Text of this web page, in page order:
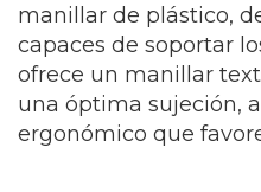
manillar de plástico,
capaces de soportar
ofrece un manillar
una óptima sujeción,
ergonómico que